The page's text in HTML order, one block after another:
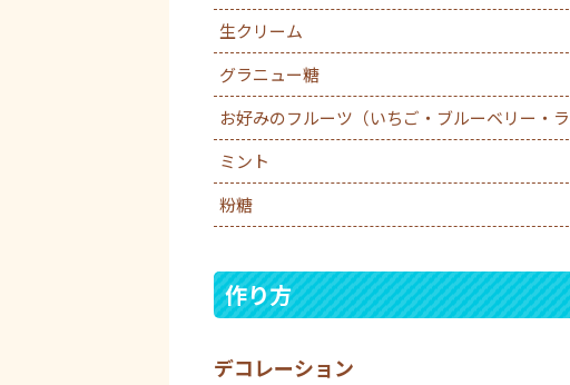
生クリーム
グラニュー糖
お好みのフルーツ（いちご・ブルーベリー・ラ
ミント
粉糖
作り方
デコレーション